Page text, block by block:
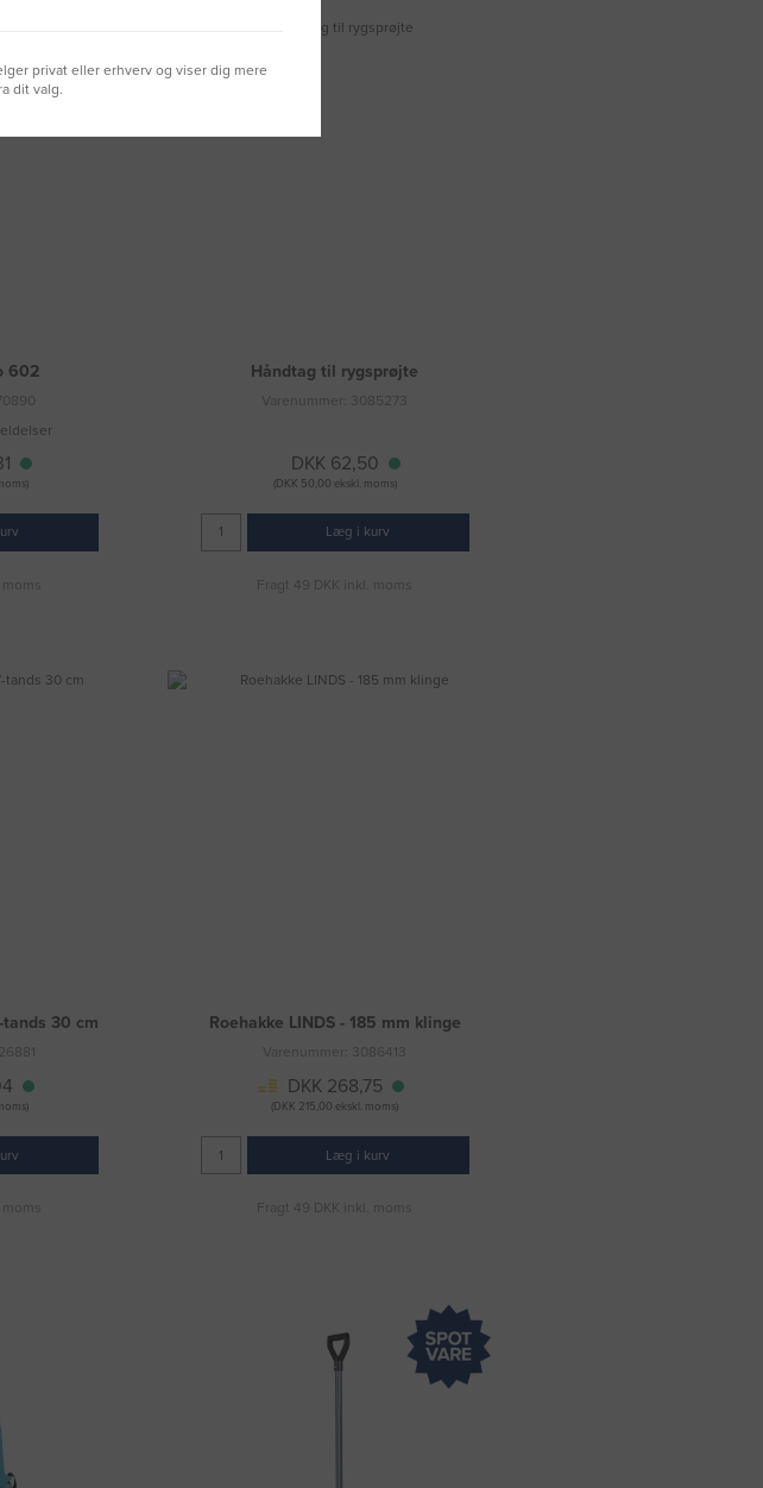
602 Håndtag til rygsprøjte
Varenummer: 3085273
DKK 62,50
(DKK 50,00 ekskl. moms)
Læg i kurv
Fragt 49 DKK inkl. moms
30 cm Roehakke LINDS - 185 mm klinge
Varenummer: 3086413
DKK 268,75
(DKK 215,00 ekskl. moms)
Læg i kurv
Fragt 49 DKK inkl. moms
privat eller erhverv og viser dig mere
dit valg.